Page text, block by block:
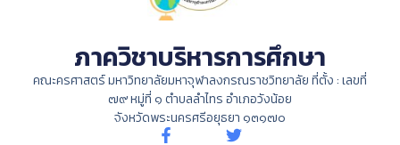
ภาควิชาบริหารการศึกษา
คณะครศาสตร์ มหาวิทยาลัยมหาจุฬาลงกรณราชวิทยาลัย ที่ตั้ง : เลขที่
๗๙ หมู่ที่ ๑ ตำบลลำไทร อำเภอวังน้อย
จังหวัดพระนครศรีอยุธยา ๑๓๑๗๐